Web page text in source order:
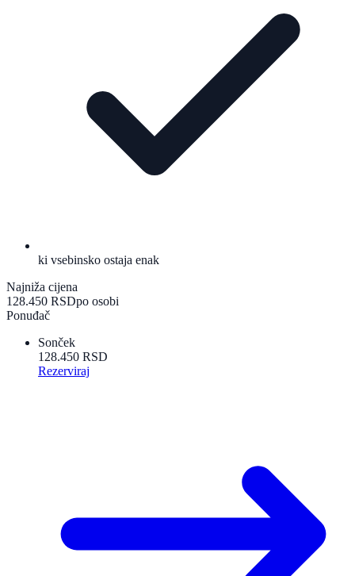
ki vsebinsko ostaja enak
Najniža cijena
128.450 RSDpo osobi
Ponuđač
Sonček
128.450 RSD
Rezerviraj